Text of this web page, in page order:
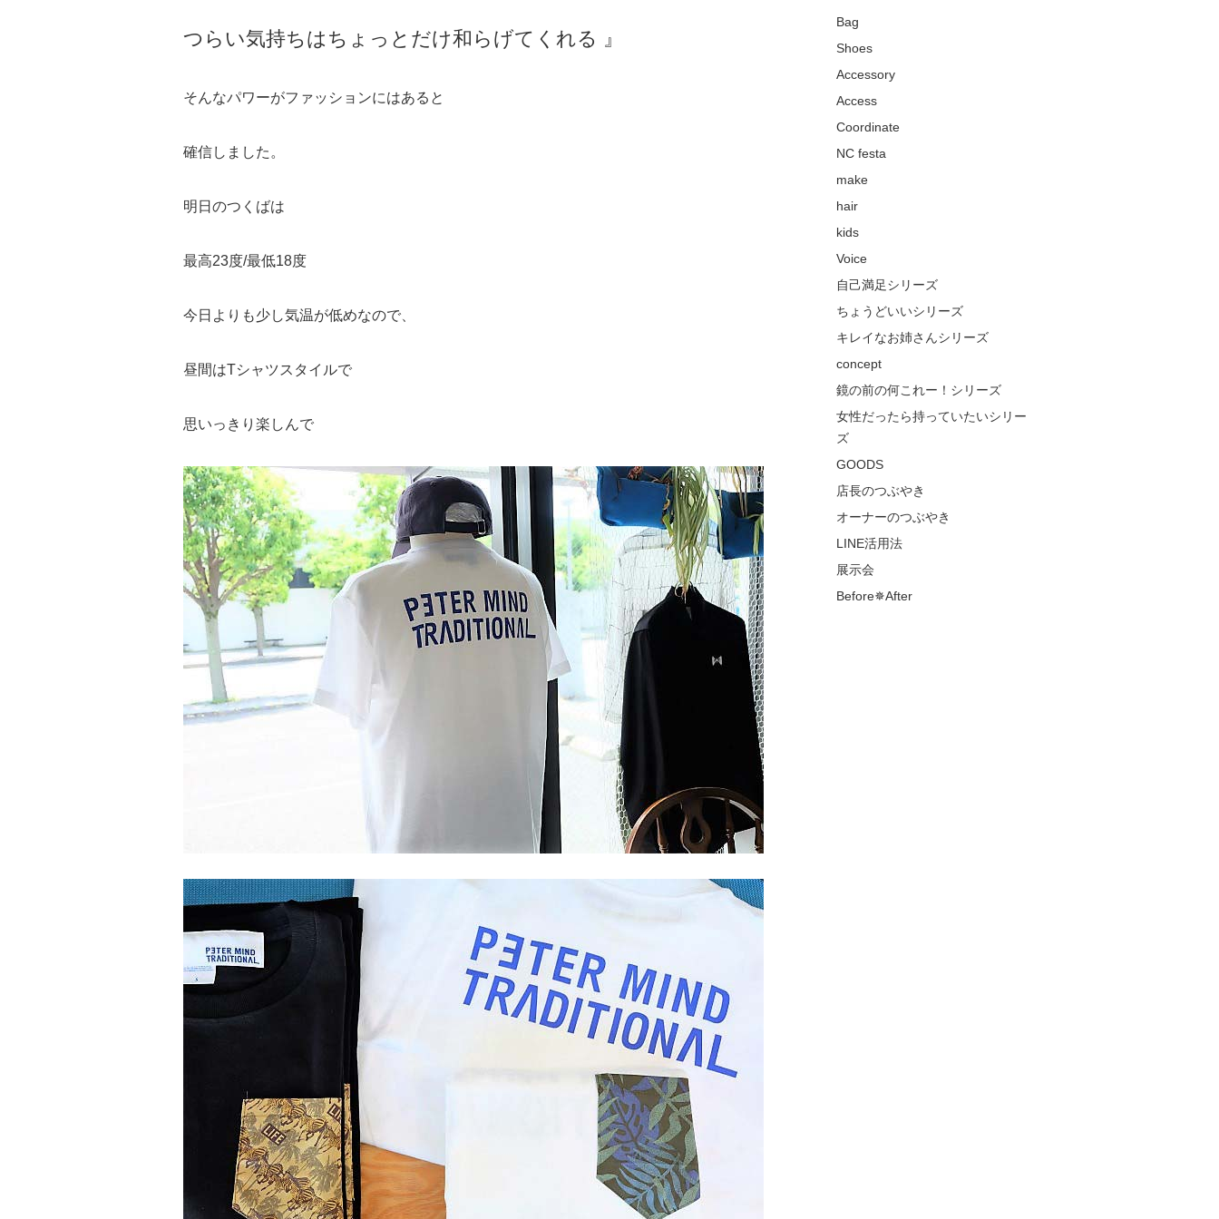
つらい気持ちはちょっとだけ和らげてくれる 』
そんなパワーがファッションにはあると
確信しました。
明日のつくばは
最高23度/最低18度
今日よりも少し気温が低めなので、
昼間はTシャツスタイルで
思いっきり楽しんで
Bag
Shoes
Accessory
Access
Coordinate
NC festa
make
hair
kids
Voice
自己満足シリーズ
ちょうどいいシリーズ
キレイなお姉さんシリーズ
concept
鏡の前の何これー！シリーズ
女性だったら持っていたいシリー
ズ
GOODS
店長のつぶやき
オーナーのつぶやき
LINE活用法
展示会
Before✵After